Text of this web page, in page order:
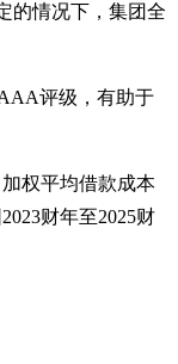
的情况下，集团全
评级，有助于
权平均借款成本
财年至2025财